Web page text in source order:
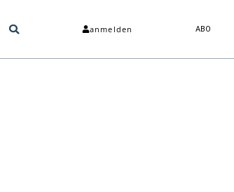
anmelden ABO